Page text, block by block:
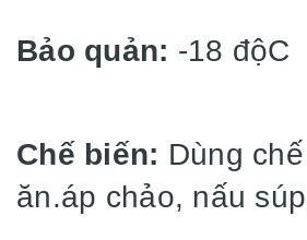
Bảo quản: -18 độC
Chế biến: Dùng
ăn.áp chảo, nấu